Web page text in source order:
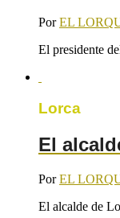
PorEL
El presidente
Lorca
El
PorEL
El alcalde de